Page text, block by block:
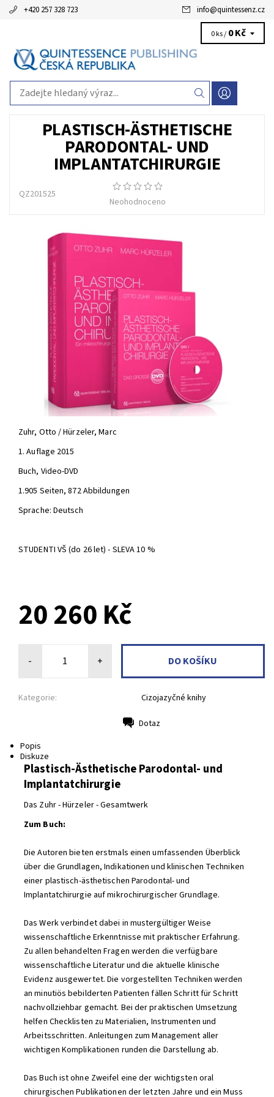
+420 257 328 723 info@quintessenz.cz
0 ks / 0 Kč
PLASTISCH-ÄSTHETISCHE
PARODONTAL- UND
IMPLANTATCHIRURGIE
QZ201525
Neohodnoceno
Zuhr, Otto / Hürzeler, Marc
1. Auflage 2015
Buch, Video-DVD
1.905 Seiten, 872 Abbildungen
Sprache: Deutsch
STUDENTI VŠ (do 26 let) - SLEVA 10 %
20 260 Kč
- +
Kategorie: Cizojazyčné knihy
Dotaz
Popis
Diskuze
Plastisch-Ästhetische Parodontal- und
Implantatchirurgie
Das Zuhr - Hürzeler - Gesamtwerk
Zum Buch:
Die Autoren bieten erstmals einen umfassenden Überblick
über die Grundlagen, Indikationen und klinischen Techniken
einer plastisch-ästhetischen Parodontal- und
Implantatchirurgie auf mikrochirurgischer Grundlage.
Das Werk verbindet dabei in mustergültiger Weise
wissenschaftliche Erkenntnisse mit praktischer Erfahrung.
Zu allen behandelten Fragen werden die verfügbare
wissenschaftliche Literatur und die aktuelle klinische
Evidenz ausgewertet. Die vorgestellten Techniken werden
an minutiös bebilderten Patienten fällen Schritt für Schritt
nachvollziehbar gemacht. Bei der praktischen Umsetzung
helfen Checklisten zu Materialien, Instrumenten und
Arbeitsschritten. Anleitungen zum Management aller
wichtigen Komplikationen runden die Darstellung ab.
Das Buch ist ohne Zweifel eine der wichtigsten oral
chirurgischen Publikationen der letzten Jahre und ein Muss